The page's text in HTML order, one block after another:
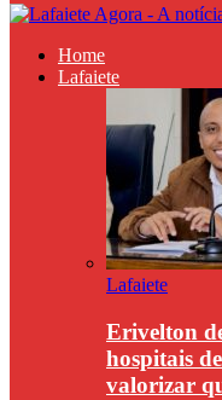
Home
Lafaiete
Lafaiete
Erivelton
hospitais
valorizar